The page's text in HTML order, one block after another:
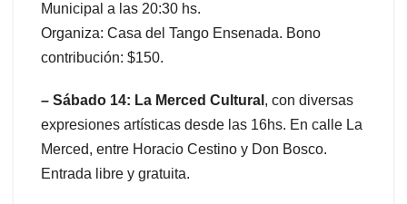
Municipal a las 20:30 hs.
Organiza: Casa del Tango Ensenada. Bono
contribución: $150.
– Sábado 14: La Merced Cultural , con diversas
expresiones artísticas desde las 16hs. En calle La
Merced, entre Horacio Cestino y Don Bosco.
Entrada libre y gratuita.